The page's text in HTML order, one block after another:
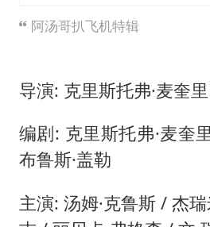
浙江台州《
阿汤哥扒飞机特辑
导演: 克里斯托弗·麦奎里
编剧: 克里斯托弗·麦奎
布鲁斯·盖勒
主演: 汤姆·克鲁斯 / 杰